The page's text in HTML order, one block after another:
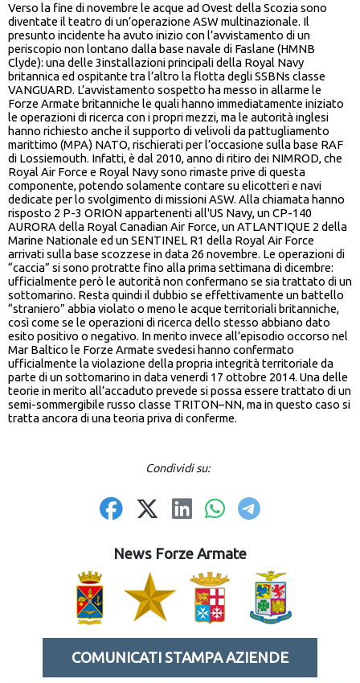
Verso la fine di novembre le acque ad Ovest della Scozia sono
diventate il teatro di un’operazione ASW multinazionale. Il
presunto incidente ha avuto inizio con l’avvistamento di un
periscopio non lontano dalla base navale di Faslane (HMNB
Clyde): una delle 3installazioni principali della Royal Navy
britannica ed ospitante tra l’altro la flotta degli SSBNs classe
VANGUARD. L’avvistamento sospetto ha messo in allarme le
Forze Armate britanniche le quali hanno immediatamente iniziato
le operazioni di ricerca con i propri mezzi, ma le autorità inglesi
hanno richiesto anche il supporto di velivoli da pattugliamento
marittimo (MPA) NATO, rischierati per l’occasione sulla base RAF
di Lossiemouth. Infatti, è dal 2010, anno di ritiro dei NIMROD, che
Royal Air Force e Royal Navy sono rimaste prive di questa
componente, potendo solamente contare su elicotteri e navi
dedicate per lo svolgimento di missioni ASW. Alla chiamata hanno
risposto 2 P-3 ORION appartenenti all'US Navy, un CP-140
AURORA della Royal Canadian Air Force, un ATLANTIQUE 2 della
Marine Nationale ed un SENTINEL R1 della Royal Air Force
arrivati sulla base scozzese in data 26 novembre. Le operazioni di
“caccia” si sono protratte fino alla prima settimana di dicembre:
ufficialmente però le autorità non confermano se sia trattato di un
sottomarino. Resta quindi il dubbio se effettivamente un battello
“straniero” abbia violato o meno le acque territoriali britanniche,
così come se le operazioni di ricerca dello stesso abbiano dato
esito positivo o negativo. In merito invece all’episodio occorso nel
Mar Baltico le Forze Armate svedesi hanno confermato
ufficialmente la violazione della propria integrità territoriale da
parte di un sottomarino in data venerdì 17 ottobre 2014. Una delle
teorie in merito all’accaduto prevede si possa essere trattato di un
semi-sommergibile russo classe TRITON–NN, ma in questo caso si
tratta ancora di una teoria priva di conferme.
Condividi su:
News Forze Armate
COMUNICATI STAMPA AZIENDE